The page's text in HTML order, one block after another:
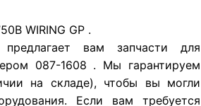
WIRING GP .
вам запчасти для
087-1608 . Мы гарантируем
на складе), чтобы вы могли
Если вам требуется